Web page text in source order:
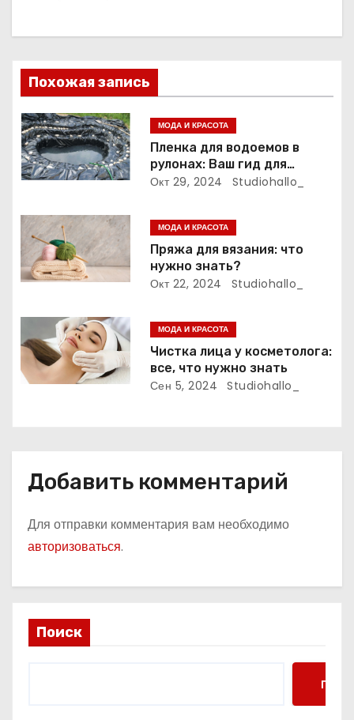
и
я
п
о
з
а
п
и
с
я
Похожая запись
МОДА И КРАСОТА
Пленка для водоемов в
рулонах: Ваш гид для
выбора и применения
Окт 29, 2024 Studiohallo_
МОДА И КРАСОТА
Пряжа для вязания: что
нужно знать?
Окт 22, 2024 Studiohallo_
МОДА И КРАСОТА
Чистка лица у косметолога:
все, что нужно знать
Сен 5, 2024 Studiohallo_
Добавить комментарий
Для отправки комментария вам необходимо
авторизоваться.
Поиск
Поиск